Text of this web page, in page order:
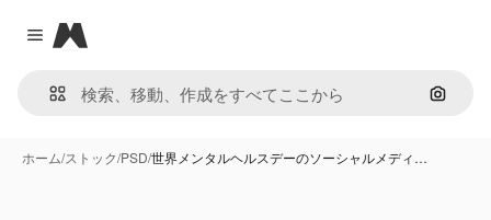
Close menu
Magnific
画像で
ホーム/ストック/PSD/世界メンタルヘルスデーのソーシャルメディ…